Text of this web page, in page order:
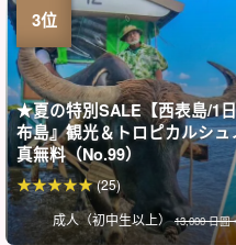
★夏の特別SALE【西表島/1
布島』観光＆トロピカルシ
真無料（No.99）
成人（初中生以上）13,000 日圓
(25)